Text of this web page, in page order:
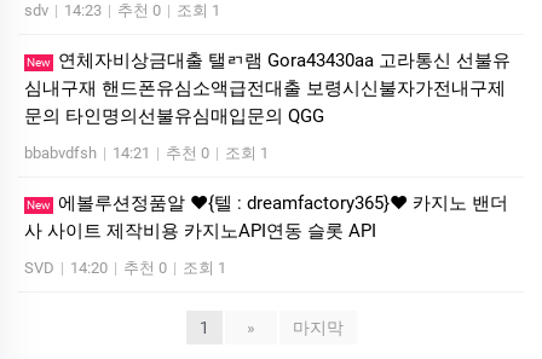
sdv | 14:23 | 추천 0 | 조회 1
New
연체자비상금대출 탤ㄺ램 Gora43430aa 고라통신 선불유
심내구재 핸드폰유심소액급전대출 보령시신불자가전내구제
문의 타인명의선불유심매입문의 QGG
bbabvdfsh | 14:21 | 추천 0 | 조회 1
New 에볼루션정품알 ❤️{텔 : dreamfactory365}❤️ 카지노 밴더
사 사이트 제작비용 카지노API연동 슬롯 API
SVD | 14:20 | 추천 0 | 조회 1
1 » 마지막